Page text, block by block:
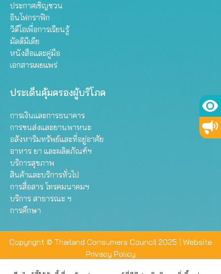
ประกาศเชิญชวน
อินโฟกราฟิก
วิดีโอเพื่อการเรียนรู้
มัลติมีเดีย
หนังสือและคู่มือ
เอกสารเผยแพร่
ประเด็นคุ้มครองผู้บริโภค
การเงินและการธนาคาร
การขนส่งและยานพาหนะ
อสังหาริมทรัพย์และที่อยู่อาศัย
อาหาร ยา และผลิตภัณฑ์ฯ
บริการสุขภาพ
สินค้าและบริการทั่วไป
การสื่อสาร โทรคมนาคมฯ
บริการ สาธารณะ ฯ
การศึกษา
Copyright © Thailand Consumers Council 2025 | Website
Privacy Policy